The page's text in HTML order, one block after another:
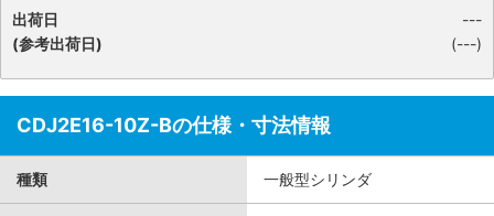
出荷日
(参考出荷日)
---
(---)
CDJ2E16-10Z-Bの仕様・寸法情報
種類 一般型シリンダ